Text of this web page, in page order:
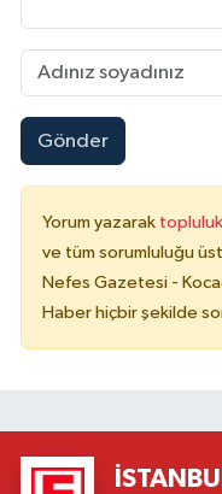
Gönder
Yorum yazarak topluluk
ve tüm sorumluluğu
Nefes Gazetesi -
Haber hiçbir şekilde